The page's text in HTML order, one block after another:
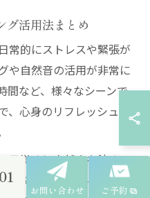
グ活用法まとめ
常的にストレスや緊張が
や自然音の活用が非常に
間など、様々なシーンで
、心身のリフレッシュや
目覚めに自然音を流す、
グタイムを設ける、就寝
お問い合わせ ご予約